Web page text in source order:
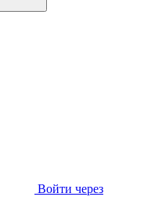
Войти через